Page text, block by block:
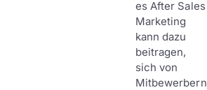
es After Sales
Marketing
kann dazu
beitragen,
sich von
Mitbewerbern